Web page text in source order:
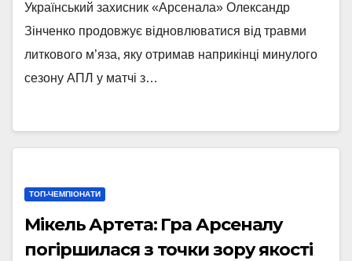
Український захисник «Арсенала» Олександр
Зінченко продовжує відновлюватися від травми
литкового м’яза, яку отримав наприкінці минулого
сезону АПЛ у матчі з…
ТОП-ЧЕМПІОНАТИ
Мікель Артета: Гра Арсеналу
погіршилася з точки зору якості